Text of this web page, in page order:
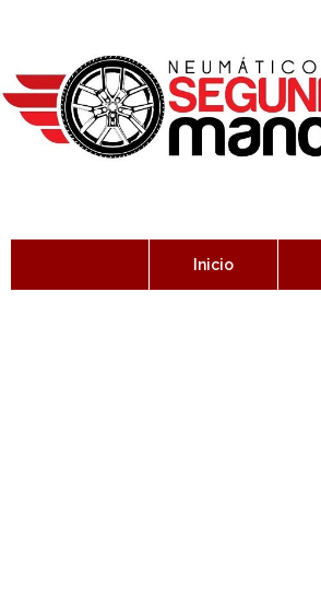
Inicio